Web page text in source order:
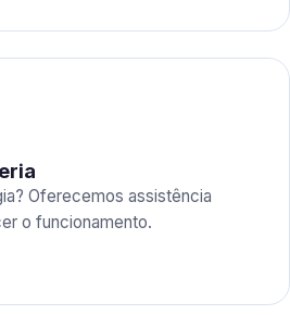
Oferecemos assistência
o funcionamento.